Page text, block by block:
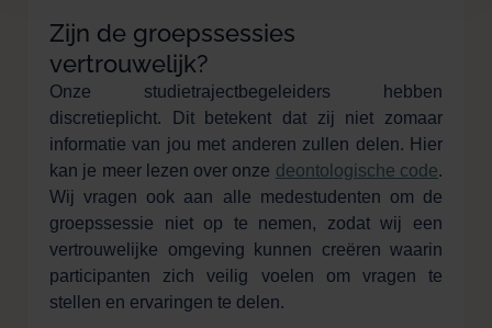
Zijn de groepssessies
vertrouwelijk?
Onze studietrajectbegeleiders hebben
discretieplicht. Dit betekent dat zij niet zomaar
informatie van jou met anderen zullen delen. Hier
kan je meer lezen over onze deontologische code.
Wij vragen ook aan alle medestudenten om de
groepssessie niet op te nemen, zodat wij een
vertrouwelijke omgeving kunnen creëren waarin
participanten zich veilig voelen om vragen te
stellen en ervaringen te delen.